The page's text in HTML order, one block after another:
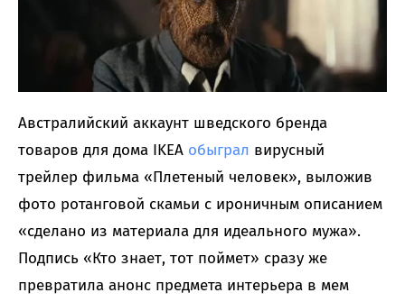
Австралийский аккаунт шведского бренда
товаров для дома IKEA обыграл вирусный
трейлер фильма «Плетеный человек», выложив
фото ротанговой скамьи с ироничным описанием
«сделано из материала для идеального мужа».
Подпись «Кто знает, тот поймет» сразу же
превратила анонс предмета интерьера в мем